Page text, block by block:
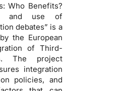
Who Benefits?
and use of
debates” is a
the European
of Third-
The project
integration
policies, and